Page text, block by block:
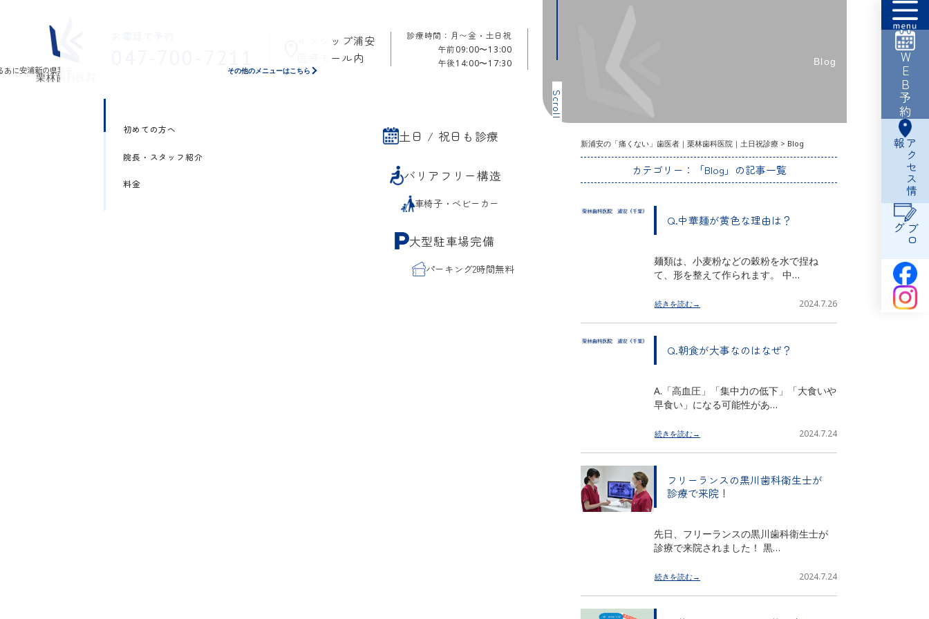
インシップ浦安
医療モール内
診療時間：月〜金・土日祝
午前09:00〜13:00
午後14:00〜17:30
初めての方へ
院長・スタッフ紹介
料金
土日 / 祝日も診療
バリアフリー構造
車椅子・ベビーカー
大型駐車場完備
パーキング2時間無料
その他のメニューはこちら WEB予約
ア
ク
セ
ス
情
報
ブ
ロ
グ
Scroll
Blog
新浦安の「痛くない」歯医者｜栗林歯科医院｜土日祝診療 > Blog
カテゴリー：「Blog」の記事一覧
Q.中華麺が黄色な理由は？
麺類は、小麦粉などの穀粉を水で捏ね
て、形を整えて作られます。 中…
続きを読む→ 2024.7.26
Q.朝食が大事なのはなぜ？
A.「高血圧」「集中力の低下」「大食いや
早食い」になる可能性があ…
続きを読む→ 2024.7.24
フリーランスの黒川歯科衛生士が
診療で来院！
先日、フリーランスの黒川歯科衛生士が
診療で来院されました！ 黒…
続きを読む→ 2024.7.24